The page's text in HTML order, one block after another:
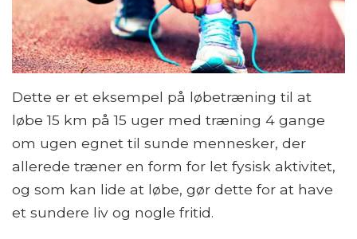
Dette er et eksempel på løbetræning til at
løbe 15 km på 15 uger med træning 4 gange
om ugen egnet til sunde mennesker, der
allerede træner en form for let fysisk aktivitet,
og som kan lide at løbe, gør dette for at have
et sundere liv og nogle fritid.